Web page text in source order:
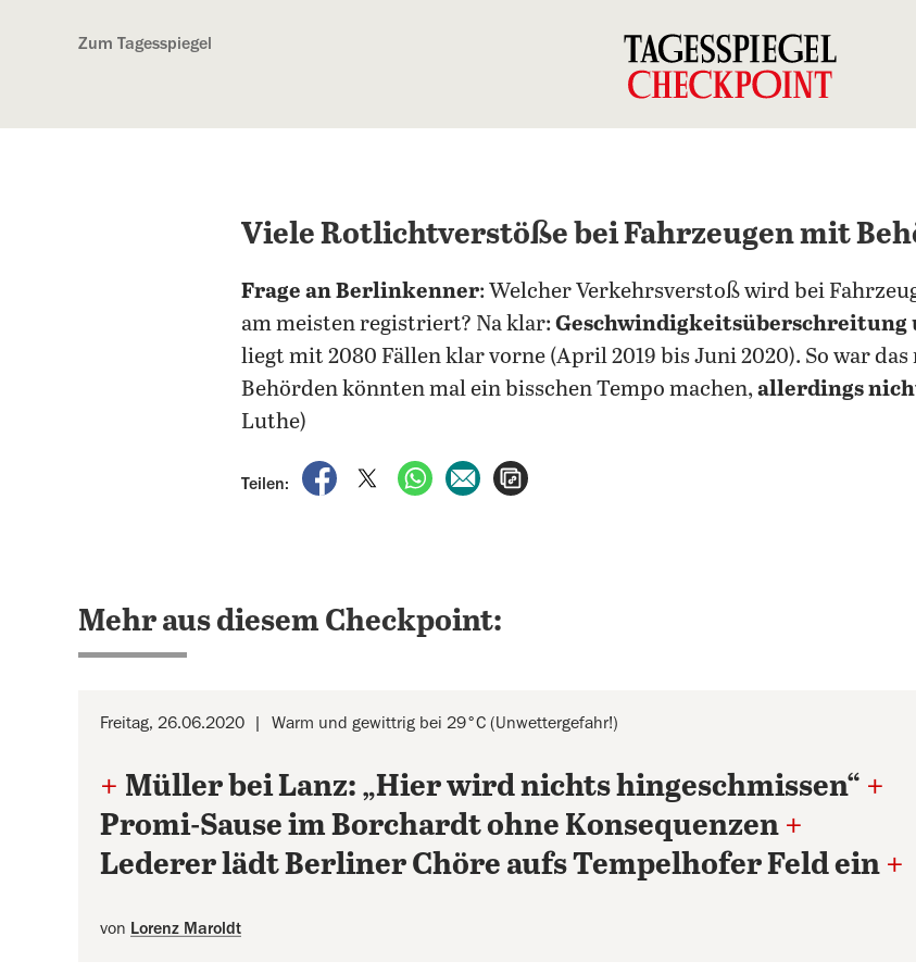
Zum Tagesspiegel
Viele Rotlichtverstöße bei Fahrzeugen mit
Frage an Berlinkenner: Welcher Verkehrsverstoß wird bei
am meisten registriert? Na klar:Geschwindigkeitsüberschreitung
liegt mit 2080 Fällen klar vorne (April 2019 bis Juni 2020). So war
Behörden könnten mal ein bisschen Tempo machen,allerdings
Luthe)
Teilen:
auf Facebook teilen
auf X teilenper WhatsApp teilen
per E-Mail teilen
Mehr aus diesem Checkpoint:
Freitag, 26.06.2020 Warm und gewittrig bei 29°C (Unwettergefahr!)
+ Müller bei Lanz: „Hier wird nichts hingeschmissen“ +
Promi-Sause im Borchardt ohne Konsequenzen +
Lederer lädt Berliner Chöre aufs Tempelhofer Feld ein +
von Lorenz Maroldt